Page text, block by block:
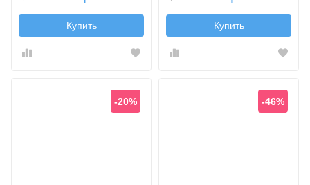
Купить Купить
-20% -46%